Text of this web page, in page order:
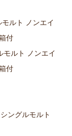
ルト ノンエイ
付
モルト ノンエイ
付
ングルモルト